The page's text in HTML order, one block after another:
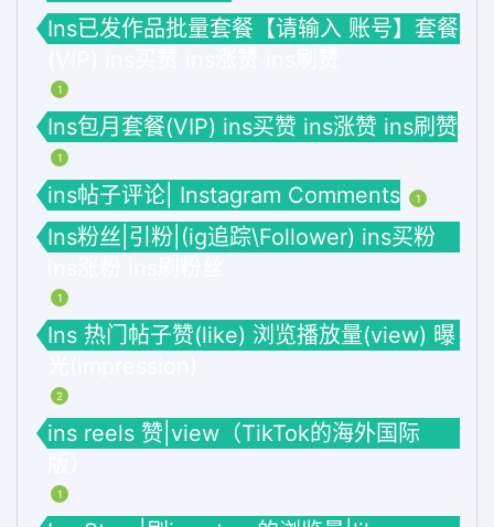
Ins已发作品批量套餐【请输入 账号】套餐
1
Ins包月套餐(VIP) ins买赞 ins涨赞 ins刷赞
1
ins帖子评论| Instagram Comments 1
Ins粉丝|引粉|(ig追踪\Follower) ins买粉
1
Ins 热门帖子赞(like) 浏览播放量(view) 曝
2
ins reels 赞|view（TikTok的海外国际
1